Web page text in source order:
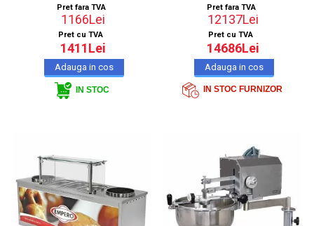
Pret fara TVA
1166Lei
Pret cu TVA
1411Lei
IN STOC
Pret fara TVA
12137Lei
Pret cu TVA
14686Lei
IN STOC FURNIZOR